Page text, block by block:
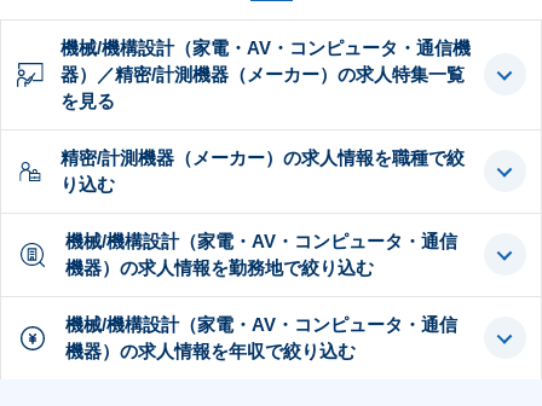
機械/機構設計（家電・AV・コンピュータ・通信機
器）／精密/計測機器（メーカー）の求人特集一覧
を見る
精密/計測機器（メーカー）の求人情報を職種で絞
り込む
機械/機構設計（家電・AV・コンピュータ・通信
機器）の求人情報を勤務地で絞り込む
機械/機構設計（家電・AV・コンピュータ・通信
機器）の求人情報を年収で絞り込む